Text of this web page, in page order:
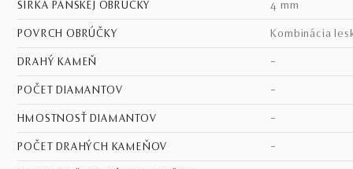
ŠÍRKA PÁNSKEJ OBRÚČKY 4 mm
POVRCH OBRÚČKY kombinácia
DRAHÝ KAMEŇ –
POČET DIAMANTOV –
HMOSTNOSŤ DIAMANTOV –
POČET DRAHÝCH KAMEŇOV –